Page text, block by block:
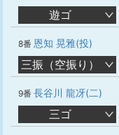
遊ゴ
8番 恩知 晃雅(投)
三振（空振り）
9番 長谷川 龍冴(二)
三ゴ